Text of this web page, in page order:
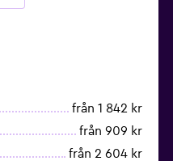
från 1 842 kr
från 909 kr
från 2 604 kr